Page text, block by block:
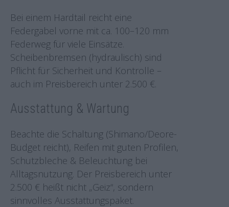
Bei einem Hardtail reicht eine
Federgabel vorne mit ca. 100–120 mm
Federweg für viele Einsätze.
Scheibenbremsen (hydraulisch) sind
Pflicht für Sicherheit und Kontrolle –
auch im Preisbereich unter 2.500 €.
Ausstattung & Wartung
Beachte die Schaltung (Shimano/Deore-
Budget reicht), Reifen mit guten Profilen,
Schutzbleche & Beleuchtung bei
Alltagsnutzung. Der Preisbereich unter
2.500 € heißt nicht „Geiz“, sondern
sinnvolles Ausstattungspaket.